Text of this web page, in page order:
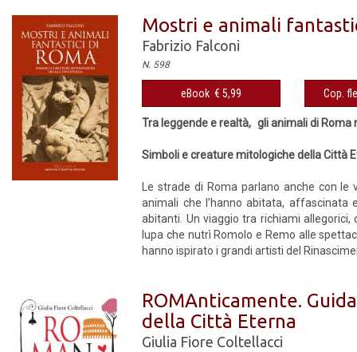
Mostri e animali
Fabrizio Falconi
N. 598
eBook € 5,99 Cop.
Tra leggende e realtà, gli animali di
Simboli e creature mitologiche della Città
Le strade di Roma parlano anche con
animali che l’hanno abitata,
abitanti. Un viaggio tra richiami allegorici,
lupa che nutrì Romolo e Remo alle
hanno ispirato i grandi artisti del
ROMAnticamente.
della Città Eterna
Giulia Fiore Coltellacci